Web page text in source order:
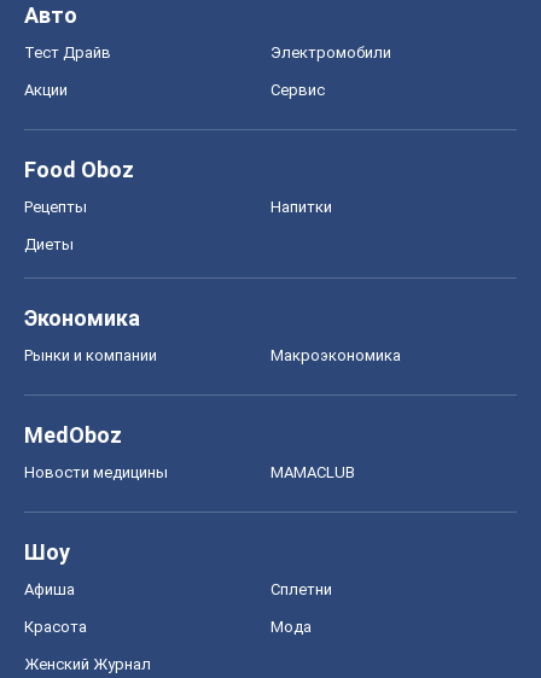
Авто
Тест Драйв Электромобили
Акции Сервис
Food Oboz
Рецепты Напитки
Диеты
Экономика
Рынки и компании Mакроэкономика
MedOboz
Новости медицины MAMACLUB
Шоу
Афиша Сплетни
Красота Мода
Женский Журнал